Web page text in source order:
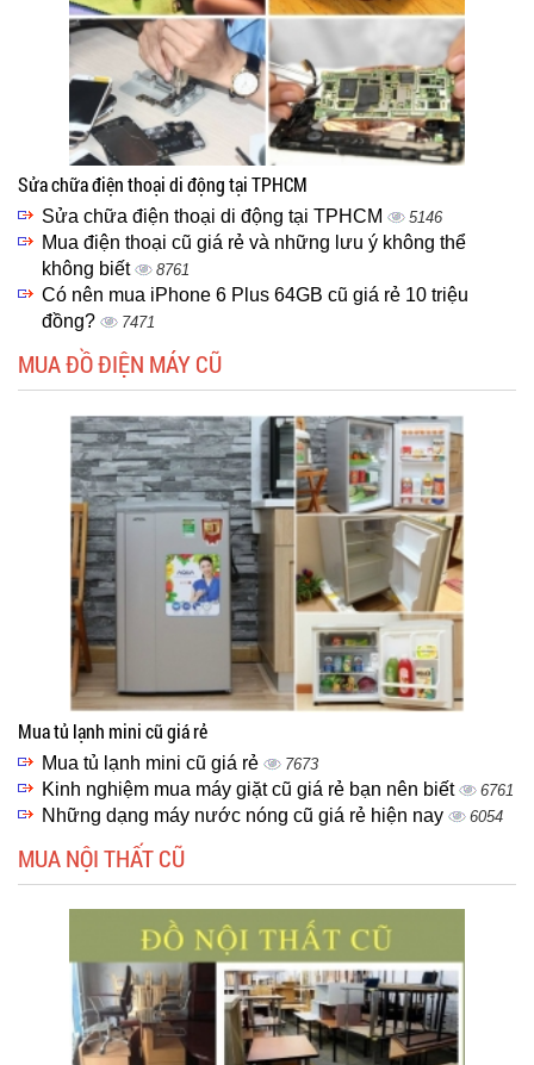
Sửa chữa điện thoại di động tại TPHCM
Sửa chữa điện thoại di động tại TPHCM 5146
Mua điện thoại cũ giá rẻ và những lưu ý không thể
không biết
8761
Có nên mua iPhone 6 Plus 64GB cũ giá rẻ 10 triệu
đồng?
7471
MUA ĐỒ ĐIỆN MÁY CŨ
Mua tủ lạnh mini cũ giá rẻ
Mua tủ lạnh mini cũ giá rẻ 7673
Kinh nghiệm mua máy giặt cũ giá rẻ bạn nên biết 6761
Những dạng máy nước nóng cũ giá rẻ hiện nay 6054
MUA NỘI THẤT CŨ